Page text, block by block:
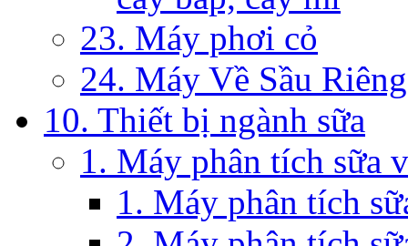
23. Máy phơi cỏ
24. Máy Về Sầu Riêng
10. Thiết bị ngành sữa
1. Máy phân tích sữa
1. Máy phân tích